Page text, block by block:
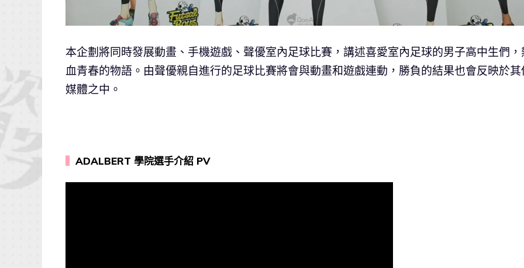
本企劃將同時發展動畫、手機遊戲、聲優室內足球比賽，講述喜愛室內足球的男子高中生們，
血青春的物語。由聲優親自進行的足球比賽將會與動畫和遊戲連動，勝負的結果也會反映於其
媒體之中。
ADALBERT 學院選手介紹 PV